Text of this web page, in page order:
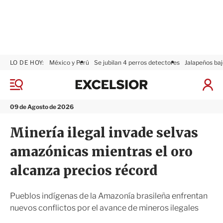
M
n
09 de Agosto de 2026
LO DE HOY: México y Perú Se jubilan 4 perros detectores Jalapeños
I
x
i
r
Minería ilegal invade selvas
amazónicas mientras el oro
alcanza precios récord
Pueblos indígenas de la Amazonía brasileña enfrentan
nuevos conflictos por el avance de mineros ilegales